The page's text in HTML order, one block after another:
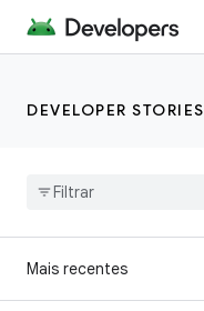
DEVELOPER STORIES
Mais recentes